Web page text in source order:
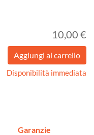
10,00 €
Disponibilità immediata
Garanzie